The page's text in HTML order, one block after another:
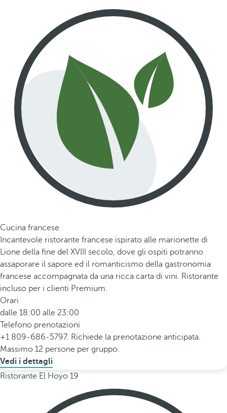
Cucina francese
Incantevole ristorante francese ispirato alle marionette di
Lione della fine del XVIII secolo, dove gli ospiti potranno
assaporare il sapore ed il romanticismo della gastronomia
francese accompagnata da una ricca carta di vini. Ristorante
incluso per i clienti Premium.
Orari
dalle 18:00 alle 23:00
Telefono prenotazioni
+1 809-686-5797. Richiede la prenotazione anticipata.
Massimo 12 persone per gruppo.
Vedi i dettagli
Ristorante El Hoyo 19